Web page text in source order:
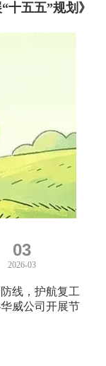
十五五”规划》
03
2026-03
线，护航复工
威公司开展节